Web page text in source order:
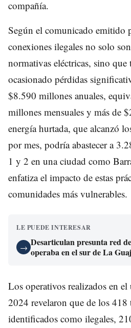
compañía.
Según el comunicado emitido
conexiones ilegales no solo
normativas eléctricas, sino que
ocasionado pérdidas
$8.590 millones anuales,
millones mensuales y más de
energía hurtada, que alcanzó
por mes, podría abastecer a
1 y 2 en una ciudad como
enfatiza el impacto de estas
comunidades más vulnerables.
LE PUEDE INTERESAR
→ Desarticulan presunta red
operaba en el sur de La
Los operativos realizados en
2024 revelaron que de los 418
identificados como ilegales,